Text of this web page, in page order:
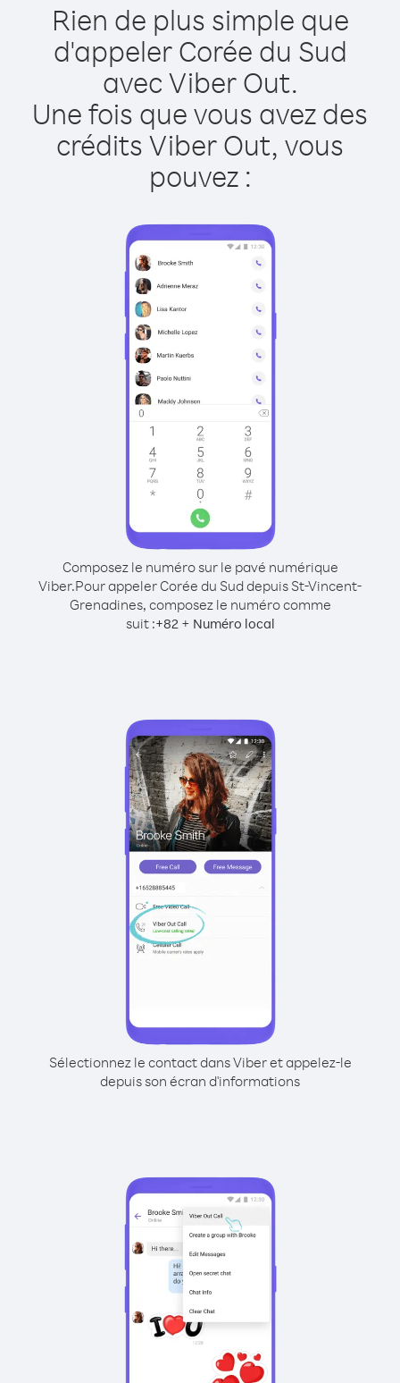
Rien de plus simple que
d'appeler Corée du Sud
avec Viber Out.
Une fois que vous avez des
crédits Viber Out, vous
pouvez :
Composez le numéro sur le pavé numérique
Viber.Pour appeler Corée du Sud depuis St-Vincent-
Grenadines, composez le numéro comme
suit :+82+ Numéro local
Sélectionnez le contact dans Viber et appelez-le
depuis son écran d'informations